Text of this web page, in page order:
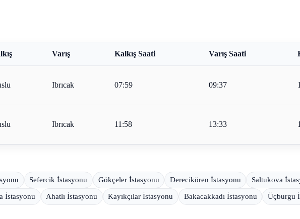
Varış Kalkış Saati Varış Saati
Ibrıcak 07:59 09:37
Ibrıcak 11:58 13:33
Sefercik İstasyonu Gökçeler İstasyonu Derecikören İstasyonu Saltukova
İstasyonu Ahatlı İstasyonu Kayıkçılar İstasyonu Bakacakkadı İstasyonu Üçburgu